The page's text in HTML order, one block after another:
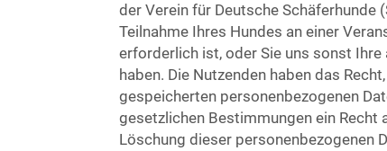
der Verein für Deutsche Schäferhunde
Teilnahme Ihres Hundes an einer
erforderlich ist, oder Sie uns sonst
haben. Die Nutzenden haben das
gespeicherten personenbezogenen
gesetzlichen Bestimmungen ein Recht
Löschung dieser personenbezogenen